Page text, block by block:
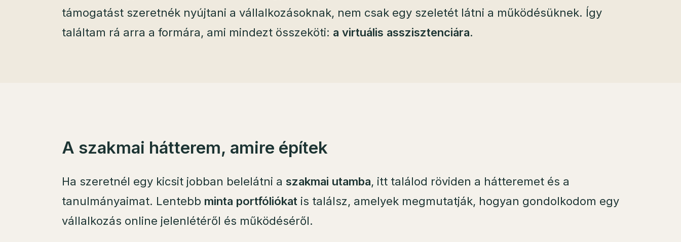
támogatást szeretnék nyújtani a vállalkozásoknak, nem csak egy szeletét látni a működésüknek. Így
találtam rá arra a formára, ami mindezt összeköti: a virtuális asszisztenciára.
A szakmai hátterem, amire építek
Ha szeretnél egy kicsit jobban belelátni a szakmai utamba, itt találod röviden a hátteremet és a
tanulmányaimat. Lentebb minta portfóliókat is találsz, amelyek megmutatják, hogyan gondolkodom egy
vállalkozás online jelenlétéről és működéséről.